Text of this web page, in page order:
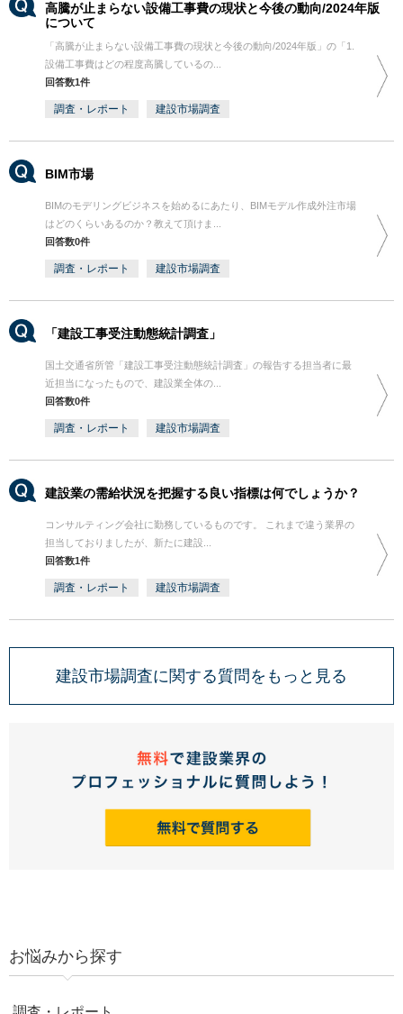
高騰が止まらない設備工事費の現状と今後の動向/2024年版
について
「高騰が止まらない設備工事費の現状と今後の動向/2024年版」の「1.
設備工事費はどの程度高騰しているの...
回答数1件
調査・レポート 建設市場調査
BIM市場
BIMのモデリングビジネスを始めるにあたり、BIMモデル作成外注市場
はどのくらいあるのか？教えて頂けま...
回答数0件
調査・レポート 建設市場調査
「建設工事受注動態統計調査」
国土交通省所管「建設工事受注動態統計調査」の報告する担当者に最
近担当になったもので、建設業全体の...
回答数0件
調査・レポート 建設市場調査
建設業の需給状況を把握する良い指標は何でしょうか？
コンサルティング会社に勤務しているものです。 これまで違う業界の
担当しておりましたが、新たに建設...
回答数1件
調査・レポート 建設市場調査
建設市場調査に関する質問をもっと見る
お悩みから探す